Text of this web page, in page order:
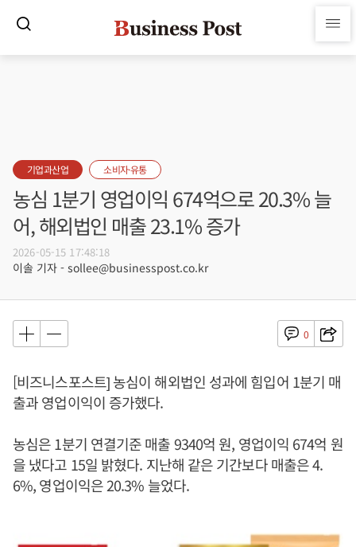
기업과산업 소비자·유통
농심 1분기 영업이익 674억으로 20.3% 늘
어, 해외법인 매출 23.1% 증가
2026-05-15 17:48:18
이솔 기자 - sollee@businesspost.co.kr
0
[비즈니스포스트] 농심이 해외법인 성과에 힘입어 1분기 매
출과 영업이익이 증가했다.
농심은 1분기 연결기준 매출 9340억 원, 영업이익 674억 원
을 냈다고 15일 밝혔다. 지난해 같은 기간보다 매출은 4.
6%, 영업이익은 20.3% 늘었다.